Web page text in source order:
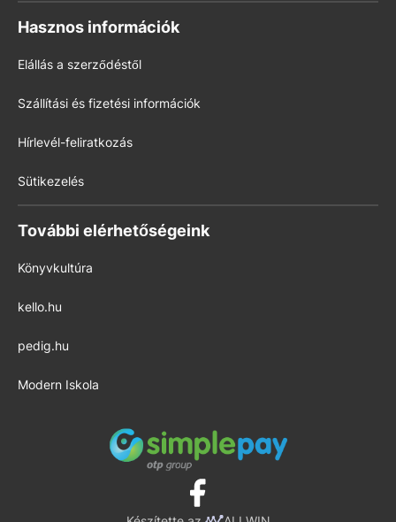
Hasznos információk
Elállás a szerződéstől
Szállítási és fizetési információk
Hírlevél-feliratkozás
Sütikezelés
További elérhetőségeink
Könyvkultúra
kello.hu
pedig.hu
Modern Iskola